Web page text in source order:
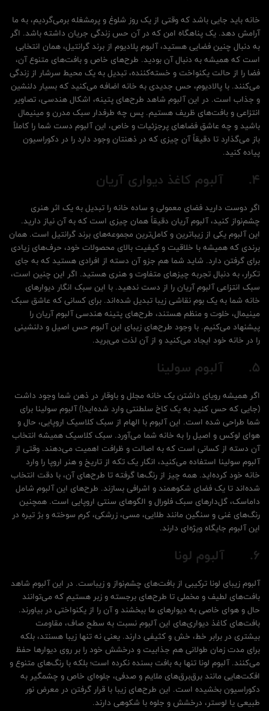
خانه باید جایی باشد که وقتی از یک روز شلوغ و پرمشغله برمی‌گردیم، به ما
آرامش دهد. یک پناهگاه امن که در آن حس زندگی جریان داشته باشد. اگر
به دنبال چنین فضایی هستید، آلبوم پلادیوم از برند گرانتیل، همان انتخابی
است که همیشه به دنبال آن بودید. طرح‌های خاص و بافت‌های متنوع آن،
فضا را از حالت یکنواخت و خسته‌کننده، تبدیل به یک محیط سرشار از زندگی
می‌کنند. با پالادیوم، حس جدیدی به خانه اضافه می‌کنید که بسیار دلنشین
و جذاب است. در این آلبوم شاهد طرح‌های پتینه، اشکال هندسی، تصاویر
انتزاعی و بافت‌های ظریف هستیم. پس چه طرفدار سبک مدرن و مینیمال
باشید و چه عاشق فضاهای پرجزئیات و خاص، این آلبوم دست شما را کاملاً
باز می‌گذارد تا دقیقاً آن چیزی که در ذهنتان وجود دارد را در دکوراسیون
پیاده کنید.
4. آلبوم کاغذ دیواری آریان
اگر دوست دارید فضای معمولی و ساده خانه را تبدیل به یک اثر هنری
چشم‌نواز کنید، آلبوم آریان دقیقاً همان چیزی است که به آن نیاز دارید.
این آلبوم یکی از زیباترین و کامل‌ترین مجموعه‌های برند گرانتیل است. همان
برندی که همیشه با خلاقیت و کیفیت بالای محصولات خود، حرف‌‌های زیادی
برای گرفتن دارد. شاید شما هم جزو آن دسته از افرادی هستید که به جای
تکرار، به دنبال تجربه چیزهای متفاوت و هنری هستید. اگر این چنین است،
سبک انتزاعی آلبوم آریان را از دست ندهید. با این سبک انگار دیوارهای
خانه شما به یک بوم نقاشی زیبا تبدیل شده‌اند. برای کسانی که عاشق سبک
مینیمال، خلوت و منظم هستند، طرح‌های پتینه هندسی آلبوم آریان را
پیشنهاد می‌کنیم. با وجود طرح‌های زیبای این آلبوم حس اصیل و دلنشینی
را در خانه خود ایجاد می‌کنید و از آن لذت می‌برید.
5. آلبوم سولینا
اگر همیشه رویای داشتن یک خانه مجلل و باوقار در ذهن شما وجود داشت
(جایی که حس کنید به یک کاخ سلطنتی وارد شده‌اید!) آلبوم سولینا برای
شما طراحی شده است. این آلبوم با الهام از سبک کلاسیک اروپایی، حال و
هوای لوکس و اصیل را به خانه شما می‌آورد. سبک کلاسیک همیشه انتخاب
آن دسته از کسانی است که به اصالت و ظرافت اهمیت می‌دهند. وقتی از
آلبوم سولینا استفاده می‌کنید، انگار یک تکه از تاریخ و هنر اروپا را وارد
خانه خود کرده‌اید. همه چیز از رنگ‌ها گرفته تا طرح‌های آن، با دقت انتخاب
شده‌اند تا یک فضای شکوهمند و اشرافی بسازند. طرح‌های این آلبوم شامل
داماسک، گل‌دار‌های سبک فلورال و الگوهای سنتی اروپایی است. همچنین
رنگ‌های غنی و سنگین مانند طلایی، مسی، زرشکی، کرم سوخته و بژ تیره در
این آلبوم جایگاه ویژه‌ای دارند.
6. آلبوم لونا
آلبوم زیبای لونا ترکیبی از بافت‌های چشم‌نواز و زیباست. در این آلبوم شاهد
بافت‌های لطیف و مخملی تا طرح‌های برجسته و زبر هستیم که می‌توانند
حال و هوای خاصی به دیوارهای ما ببخشند و آن را از یکنواختی در بیاورند.
بافت‌های کاغذ دیواری‌های این آلبوم نسبت به سطح صاف، مقاومت
بیشتری در برابر خط، خش و کثیفی دارند. یعنی نه تنها زیبا هسنتد، بلکه
برای مدت زمان طولانی هم جذابیت و درخشش خود را بر روی دیوارها حفظ
می‌کنند. آلبوم لونا تنها به بافت بسنده نکرده است؛ بلکه با رنگ‌های متنوع و
افکت‌هایی مانند برق‌برق‌های ملایم و صدفی، جلوه‌ای خاص و چشمگیر به
دکوراسیون بخشیده است. این طرح‌های زیبا با قرار گرفتن در معرض نور
طبیعی یا لوستر، درخشش و جلوه با شکوهی دارند.